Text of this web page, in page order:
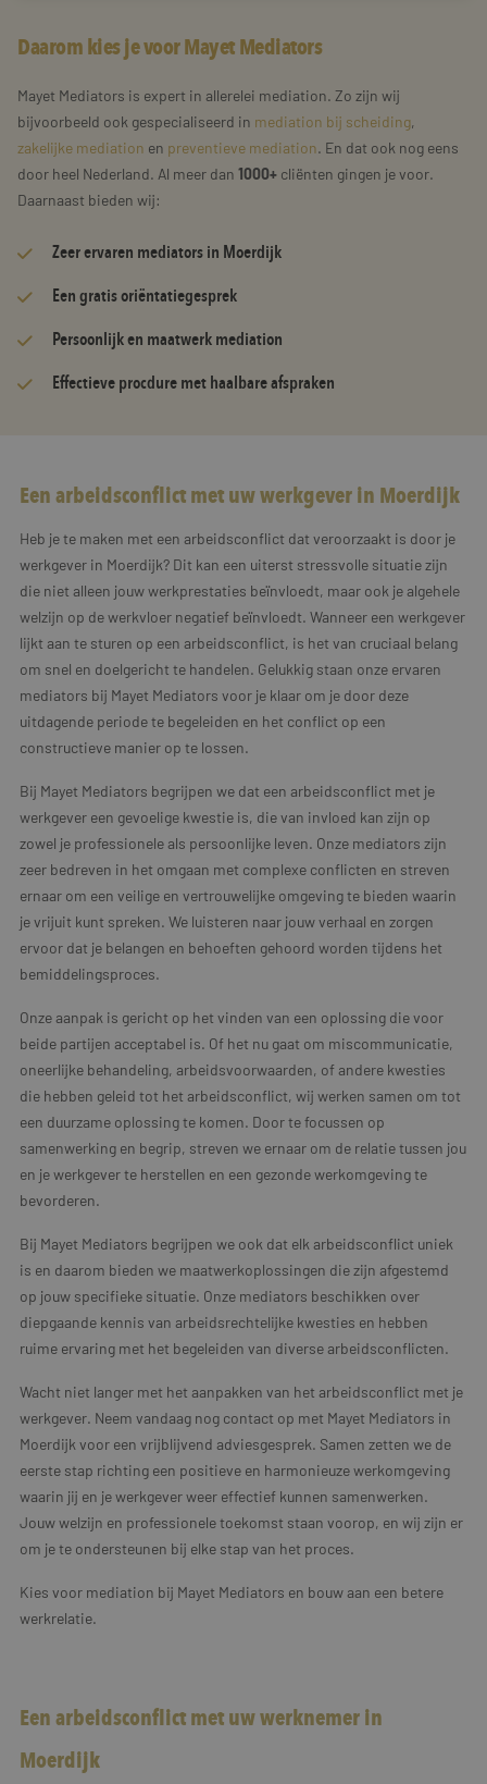
Daarom kies je voor Mayet Mediators
Mayet Mediators is expert in allerelei mediation. Zo zijn wij
bijvoorbeeld ook gespecialiseerd in mediation bij scheiding,
zakelijke mediation en preventieve mediation. En dat ook nog eens
door heel Nederland. Al meer dan 1000+ cliënten gingen je voor.
Daarnaast bieden wij:
Zeerervaren mediators in Moerdijk
Een gratis oriëntatiegesprek
Persoonlijk en maatwerk mediation
Effectieve procdure met haalbare afspraken
Een arbeidsconflict met uw werkgever in Moerdijk
Heb je te maken met een arbeidsconflict dat veroorzaakt is door je
werkgever in Moerdijk? Dit kan een uiterst stressvolle situatie zijn
die niet alleen jouw werkprestaties beïnvloedt, maar ook je algehele
welzijn op de werkvloer negatief beïnvloedt. Wanneer een werkgever
lijkt aan te sturen op een arbeidsconflict, is het van cruciaal belang
om snel en doelgericht te handelen. Gelukkig staan onze ervaren
mediators bij Mayet Mediators voor je klaar om je door deze
uitdagende periode te begeleiden en het conflict op een
constructieve manier op te lossen.
Bij Mayet Mediators begrijpen we dat een arbeidsconflict met je
werkgever een gevoelige kwestie is, die van invloed kan zijn op
zowel je professionele als persoonlijke leven. Onze mediators zijn
zeer bedreven in het omgaan met complexe conflicten en streven
ernaar om een veilige en vertrouwelijke omgeving te bieden waarin
je vrijuit kunt spreken. We luisteren naar jouw verhaal en zorgen
ervoor dat je belangen en behoeften gehoord worden tijdens het
bemiddelingsproces.
Onze aanpak is gericht op het vinden van een oplossing die voor
beide partijen acceptabel is. Of het nu gaat om miscommunicatie,
oneerlijke behandeling, arbeidsvoorwaarden, of andere kwesties
die hebben geleid tot het arbeidsconflict, wij werken samen om tot
een duurzame oplossing te komen. Door te focussen op
samenwerking en begrip, streven we ernaar om de relatie tussen jou
en je werkgever te herstellen en een gezonde werkomgeving te
bevorderen.
Bij Mayet Mediators begrijpen we ook dat elk arbeidsconflict uniek
is en daarom bieden we maatwerkoplossingen die zijn afgestemd
op jouw specifieke situatie. Onze mediators beschikken over
diepgaande kennis van arbeidsrechtelijke kwesties en hebben
ruime ervaring met het begeleiden van diverse arbeidsconflicten.
Wacht niet langer met het aanpakken van het arbeidsconflict met je
werkgever. Neem vandaag nog contact op met Mayet Mediators in
Moerdijk voor een vrijblijvend adviesgesprek. Samen zetten we de
eerste stap richting een positieve en harmonieuze werkomgeving
waarin jij en je werkgever weer effectief kunnen samenwerken.
Jouw welzijn en professionele toekomst staan voorop, en wij zijn er
om je te ondersteunen bij elke stap van het proces.
Kies voor mediation bij Mayet Mediators en bouw aan een betere
werkrelatie.
Een arbeidsconflict met uw werknemer in
Moerdijk